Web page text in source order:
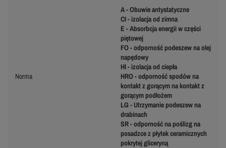
Norma
A - Obuwie antystatyczne
CI - izolacja od zimna
E - Absorbcja energii w części
piętowej
FO - odporność podeszew na olej
napędowy
HI - izolacja od ciepła
HRO - odporność spodów na
kontakt z gorącym na kontakt z
gorącym podłożem
LG - Utrzymanie podeszew na
drabinach
SR - odporność na poślizg na
posadzce z płytek ceramicznych
pokrytej gliceryną